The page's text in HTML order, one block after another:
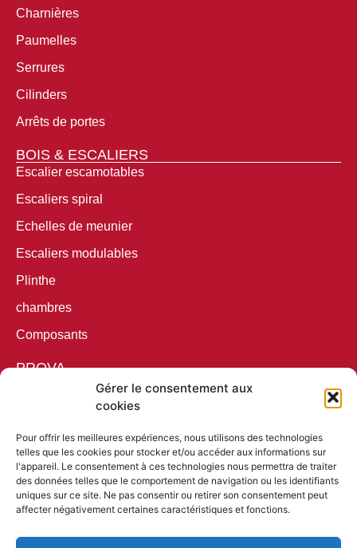
Gérer le consentement aux
cookies
Pour offrir les meilleures expériences, nous utilisons des technologies
telles que les cookies pour stocker et/ou accéder aux informations sur
l'appareil. Le consentement à ces technologies nous permettra de traiter
des données telles que le comportement de navigation ou les identifiants
uniques sur ce site. Ne pas consentir ou retirer son consentement peut
affecter négativement certaines caractéristiques et fonctions.
Charnières
Paumelles
Serrures
Cilinders
Arrêts de portes
BOIS & ESCALIERS
Escalier escamotables
Escaliers spiral
Echelles de meunier
Escaliers modulables
Plinthe
chambres
Composants
PROVA
Prova Antraciet
Prova Basic Alu
ARTICLES PUBLICITAIRES
Des crayons
Règles pliantes